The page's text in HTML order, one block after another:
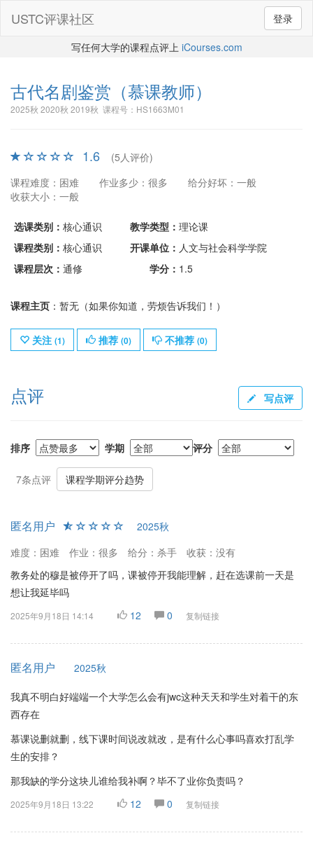
登录
USTC评课社区
写任何大学的课程点评上 iCourses.com
古代名剧鉴赏 （慕课教师）
2025秋 2020秋 2019秋 课程号：HS1663M01
1.6
(5人评价)
课程难度：困难
作业多少：很多
给分好坏：一般
收获大小：一般
选课类别： 核心通识 教学类型： 理论课
课程类别： 核心通识 开课单位： 人文与社会科学学院
课程层次： 通修 学分： 1.5
课程主页 ：暂无（如果你知道，劳烦告诉我们！）
关注 (1) 推荐 (0) 不推荐 (0)
点评 写点评
排序 学期 评分
7条点评 课程学期评分趋势
匿名用户
2025秋
难度：困难
作业：很多 给分：杀手
收获：没有
教务处的穆是被停开了吗，课被停开我能理解，赶在选课前一天是
想让我延毕吗
2025年9月18日 14:14 12 0 复制链接
匿名用户 2025秋
我真不明白好端端一个大学怎么会有jwc这种天天和学生对着干的东
西存在
慕课说删就删，线下课时间说改就改，是有什么心事吗喜欢打乱学
生的安排？
那我缺的学分这块儿谁给我补啊？毕不了业你负责吗？
2025年9月18日 13:22 12 0 复制链接